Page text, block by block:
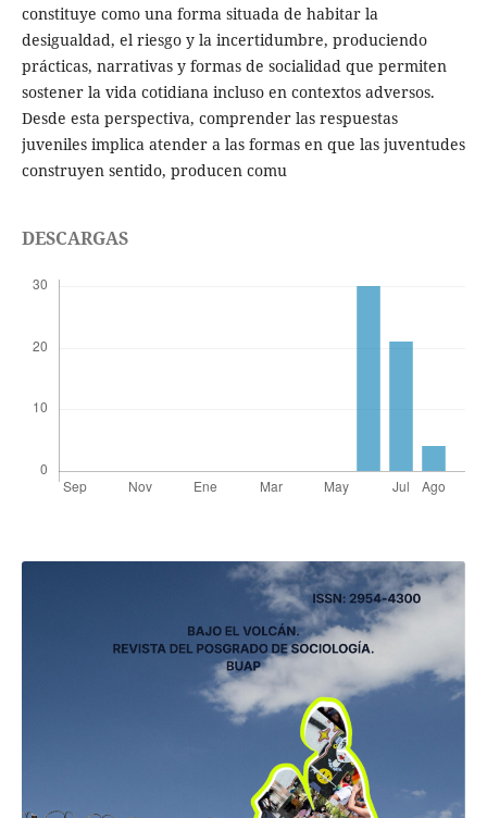
constituye como una forma situada de habitar la
desigualdad, el riesgo y la incertidumbre, produciendo
prácticas, narrativas y formas de socialidad que permiten
sostener la vida cotidiana incluso en contextos adversos.
Desde esta perspectiva, comprender las respuestas
juveniles implica atender a las formas en que las juventudes
construyen sentido, producen comu
DESCARGAS